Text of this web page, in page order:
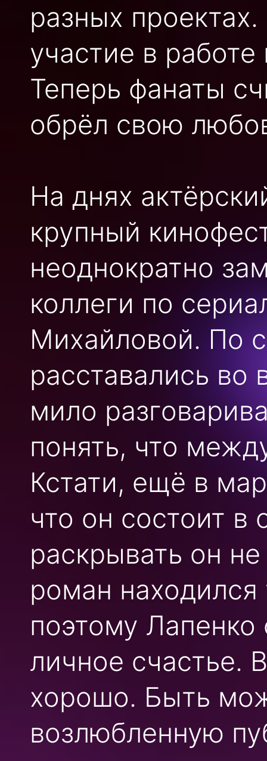
разных
участие в
Теперь фанаты
обрёл свою
На днях
крупный
неоднократно
коллеги по
Михайловой. По
расставались во
мило
понять, что
Кстати, ещё в
что он состоит в
раскрывать он
роман находился
поэтому Лапенко
личное счастье.
хорошо. Быть
возлюбленную